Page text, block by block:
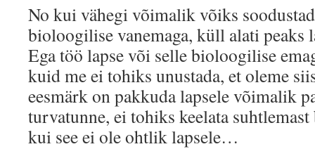
No kui vähegi võimalik võiks
bioloogilise vanemaga, küll alati peaks
Ega töö lapse või selle bioloogilise
kuid me ei tohiks unustada, et oleme
eesmärk on pakkuda lapsele võimalik
turvatunne, ei tohiks keelata
kui see ei ole ohtlik lapsele…